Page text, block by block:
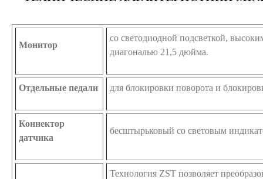
Монитор
со светодиодной подсветкой,
диагональю 21,5 дюйма.
Отдельные педали для блокировки поворота и
Коннектор
датчика
бесштырьковый со световым
Технология ZSТ позволяет